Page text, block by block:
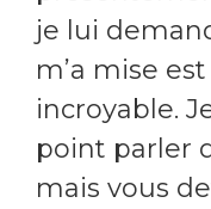
je lui
m’a mise
incroyable.
point parler
mais vous